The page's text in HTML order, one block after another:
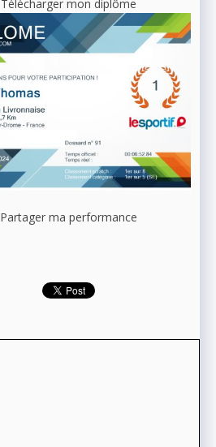
Télécharger mon diplôme
Partager ma performance